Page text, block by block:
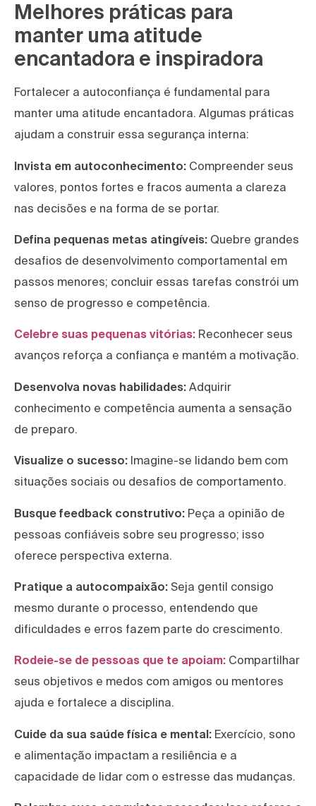
Melhores práticas para
manter uma atitude
encantadora e inspiradora
Fortalecer a autoconfiança é fundamental para
manter uma atitude encantadora. Algumas práticas
ajudam a construir essa segurança interna:
Invista em autoconhecimento: Compreender seus
valores, pontos fortes e fracos aumenta a clareza
nas decisões e na forma de se portar.
Defina pequenas metas atingíveis: Quebre grandes
desafios de desenvolvimento comportamental em
passos menores; concluir essas tarefas constrói um
senso de progresso e competência.
Celebre suas pequenas vitórias: Reconhecer seus
avanços reforça a confiança e mantém a motivação.
Desenvolva novas habilidades: Adquirir
conhecimento e competência aumenta a sensação
de preparo.
Visualize o sucesso: Imagine-se lidando bem com
situações sociais ou desafios de comportamento.
Busque feedback construtivo: Peça a opinião de
pessoas confiáveis sobre seu progresso; isso
oferece perspectiva externa.
Pratique a autocompaixão: Seja gentil consigo
mesmo durante o processo, entendendo que
dificuldades e erros fazem parte do crescimento.
Rodeie-se de pessoas que te apoiam: Compartilhar
seus objetivos e medos com amigos ou mentores
ajuda e fortalece a disciplina.
Cuide da sua saúde física e mental: Exercício, sono
e alimentação impactam a resiliência e a
capacidade de lidar com o estresse das mudanças.